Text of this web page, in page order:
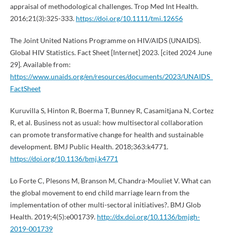
appraisal of methodological challenges. Trop Med Int Health.
2016;21(3):325-333. https://doi.org/10.1111/tmi.12656
The Joint United Nations Programme on HIV/AIDS (UNAIDS).
Global HIV Statistics. Fact Sheet [Internet] 2023. [cited 2024 June
29]. Available from:
https://www.unaids.org/en/resources/documents/2023/UNAIDS_
FactSheet
Kuruvilla S, Hinton R, Boerma T, Bunney R, Casamitjana N, Cortez
R, et al. Business not as usual: how multisectoral collaboration
can promote transformative change for health and sustainable
development. BMJ Public Health. 2018;363:k4771.
https://doi.org/10.1136/bmj.k4771
Lo Forte C, Plesons M, Branson M, Chandra-Mouliet V. What can
the global movement to end child marriage learn from the
implementation of other multi-sectoral initiatives?. BMJ Glob
Health. 2019;4(5):e001739. http://dx.doi.org/10.1136/bmjgh-
2019-001739